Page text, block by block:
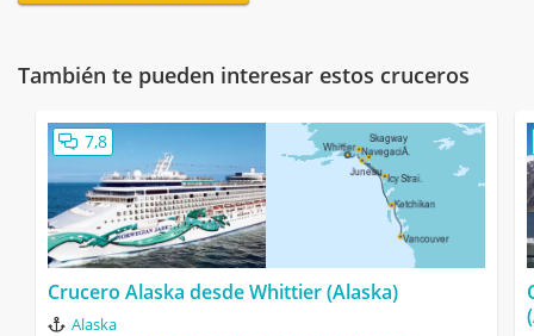
También te pueden interesar estos cruceros
7,8
Crucero Alaska desde Whittier (Alaska)
Alaska